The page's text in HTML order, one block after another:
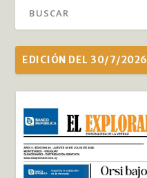
EDICIÓN DEL 30/7/2026